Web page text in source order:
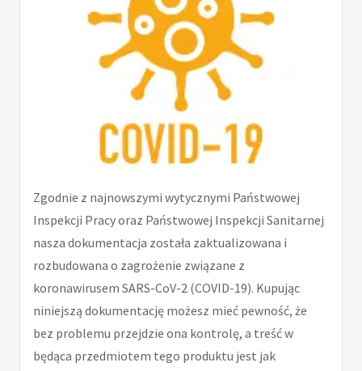
Zgodnie z najnowszymi wytycznymi Państwowej
Inspekcji Pracy oraz Państwowej Inspekcji Sanitarnej
nasza dokumentacja została zaktualizowana i
rozbudowana o zagrożenie związane z
koronawirusem SARS-CoV-2 (COVID-19). Kupując
niniejszą dokumentację możesz mieć pewność, że
bez problemu przejdzie ona kontrolę, a treść w
będąca przedmiotem tego produktu jest jak